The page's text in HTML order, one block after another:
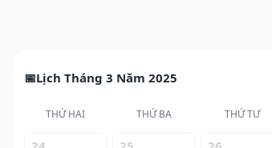
Lịch Tháng 3 Năm 2025
THỨ HAI THỨ BA THỨ TƯ